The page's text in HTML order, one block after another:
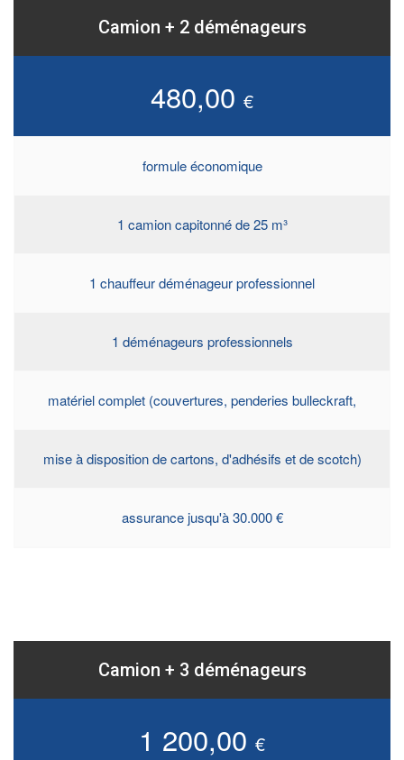
Camion + 2 déménageurs
480,00 €
formule économique
1 camion capitonné de 25 m³
1 chauffeur déménageur professionnel
1 déménageurs professionnels
matériel complet (couvertures, penderies bulleckraft,
mise à disposition de cartons, d'adhésifs et de scotch)
assurance jusqu'à 30.000 €
Camion + 3 déménageurs
1 200,00 €